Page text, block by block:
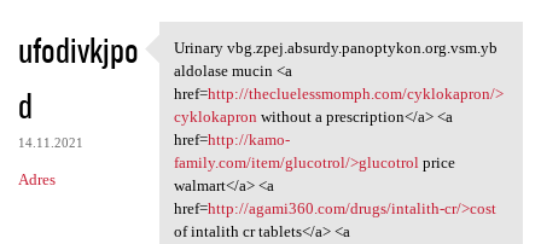
ufodivkjpo
d
14.11.2021
Adres
Urinary vbg.zpej.absurdy
Urinary vbg.zpej.absurdy.panoptykon.org.vsm.yb
aldolase mucin <a
href=http://thecluelessmomph.com/cyklokapron/>
cyklokapron without a prescription</a> <a
href=http://kamo-
family.com/item/glucotrol/>glucotrolprice
walmart</a> <a
href=http://agami360.com/drugs/intalith-cr/>cost
of intalith cr tablets</a> <a